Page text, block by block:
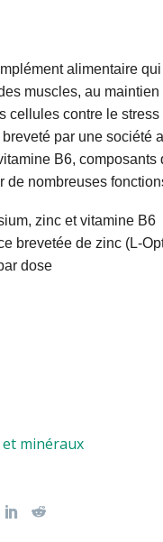
alimentaire
muscles, au maintien
cellules contre le
par une société
B6,
de nombreuses
zinc et vitamine B6
brevetée de zinc (L-
dose
minéraux